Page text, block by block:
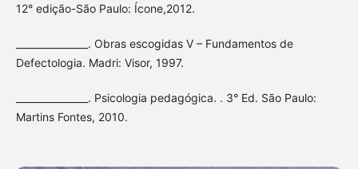
12° edição-São Paulo: Ícone,2012.
_______________. Obras escogidas V – Fundamentos de
Defectologia. Madri: Visor, 1997.
_______________. Psicologia pedagógica. . 3° Ed. São Paulo:
Martins Fontes, 2010.